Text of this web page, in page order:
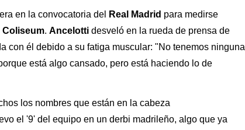
en la convocatoria del Real Madrid para medirse
Coliseum. Ancelotti desveló en la rueda de prensa de
con él debido a su fatiga muscular: "No tenemos ninguna
está algo cansado, pero está haciendo lo de
los nombres que están en la cabeza
el '9' del equipo en un derbi madrileño, algo que ya